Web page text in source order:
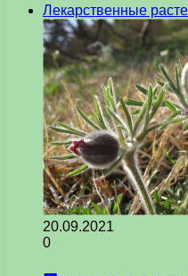
Лекарственные
20.09.2021
0